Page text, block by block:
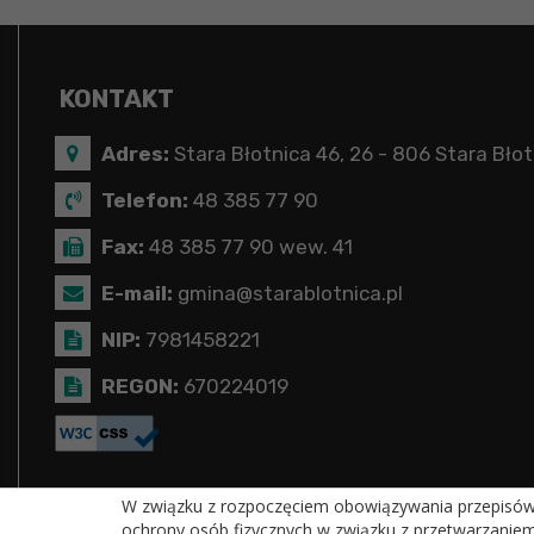
KONTAKT
Adres: Stara Błotnica 46, 26 - 806 Stara
Telefon: 48 385 77 90
Fax: 48 385 77 90 wew. 41
E-mail: gmina@starablotnica.pl
NIP: 7981458221
REGON: 670224019
W związku z rozpoczęciem obowiązywania